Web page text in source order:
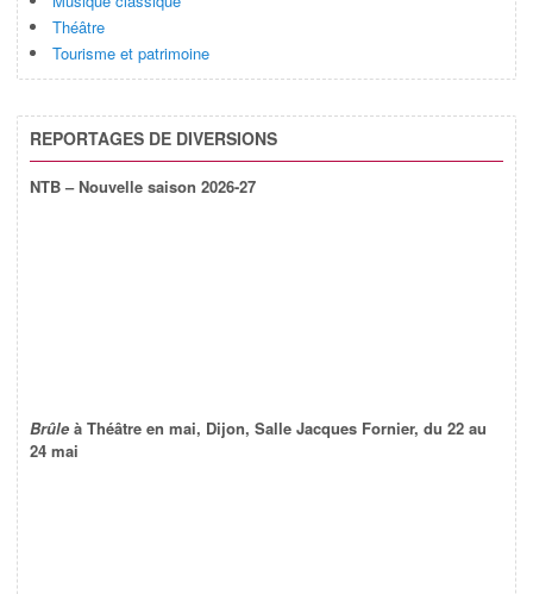
Théâtre
Tourisme et patrimoine
REPORTAGES DE DIVERSIONS
NTB – Nouvelle saison 2026-27
Brûle à Théâtre en mai, Dijon, Salle Jacques Fornier, du 22 au
24 mai